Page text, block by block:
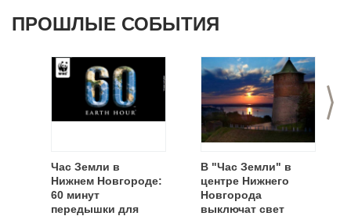
ПРОШЛЫЕ СОБЫТИЯ
>
Час Земли в
Нижнем Новгороде:
60 минут
передышки для
В "Час Земли" в
центре Нижнего
Новгорода
выключат свет